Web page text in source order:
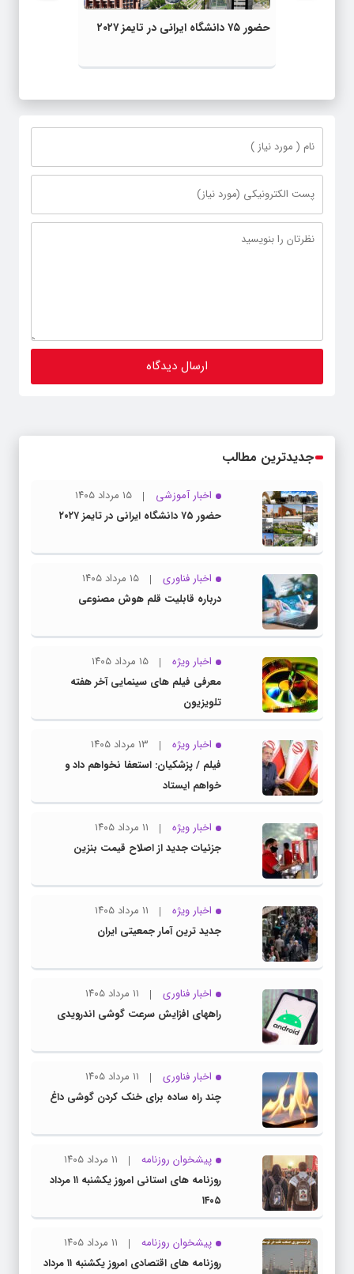
حضور ۷۵ دانشگاه ایرانی در تایمز ۲۰۲۷
جدیدترین مطالب
اخبار آموزشی
۱۵ مرداد ۱۴۰۵
حضور ۷۵ دانشگاه ایرانی در تایمز ۲۰۲۷
اخبار فناوری
۱۵ مرداد ۱۴۰۵
درباره قابلیت قلم هوش مصنوعی
اخبار ویژه
۱۵ مرداد ۱۴۰۵
معرفی فیلم های سینمایی آخر هفته
تلویزیون
اخبار ویژه
۱۳ مرداد ۱۴۰۵
فیلم / پزشکیان: استعفا نخواهم داد و
خواهم ایستاد
اخبار ویژه
۱۱ مرداد ۱۴۰۵
جزئیات جدید از اصلاح قیمت بنزین
اخبار ویژه
۱۱ مرداد ۱۴۰۵
جدید ترین آمار جمعیتی ایران
اخبار فناوری
۱۱ مرداد ۱۴۰۵
راههای افزایش سرعت گوشی اندرویدی
اخبار فناوری
۱۱ مرداد ۱۴۰۵
چند راه‌ ساده برای خنک کردن گوشی داغ
پیشخوان روزنامه
۱۱ مرداد ۱۴۰۵
روزنامه های استانی امروز یکشنبه ۱۱ مرداد
۱۴۰۵
پیشخوان روزنامه
۱۱ مرداد ۱۴۰۵
روزنامه های اقتصادی امروز یکشنبه ۱۱ مرداد